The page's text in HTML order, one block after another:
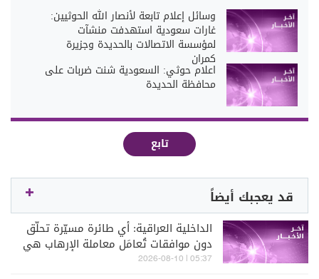
وسائل إعلام تابعة لأنصار الله الحوثيين:
غارات سعودية استهدفت منشآت
لمؤسسة الاتصالات بالحديدة وجزيرة
كمران
اعلام حوثي: السعودية شنت ضربات على
محافظة الحديدة
تابع
قد يعجبك أيضاً
الداخلية العراقية: أي طائرة مسيّرة تحلّق
دون موافقات تُعامَل معاملة الإرهاب هي
ومطلقوها مهما كانت انتماءاتهم
05:37 | 2026-08-10